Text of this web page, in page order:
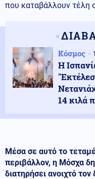
που καταβάλλουν τέλη
Κόσμος
Η
14 κιλά
Μέσα σε αυτό το
περιβάλλον, η Μόσχα
διατηρήσει ανοιχτό